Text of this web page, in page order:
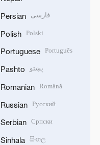
Persian فارسی
Polish Polski
Portuguese Português
Pashto پښتو
Romanian Română
Russian Русский
Serbian Српски
Sinhala සිංහල